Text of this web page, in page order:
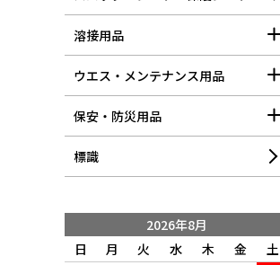
溶接用品
ウエス・メンテナンス用品
保安・防災用品
標識
2026年8月
日
月 火 水 木 金
土